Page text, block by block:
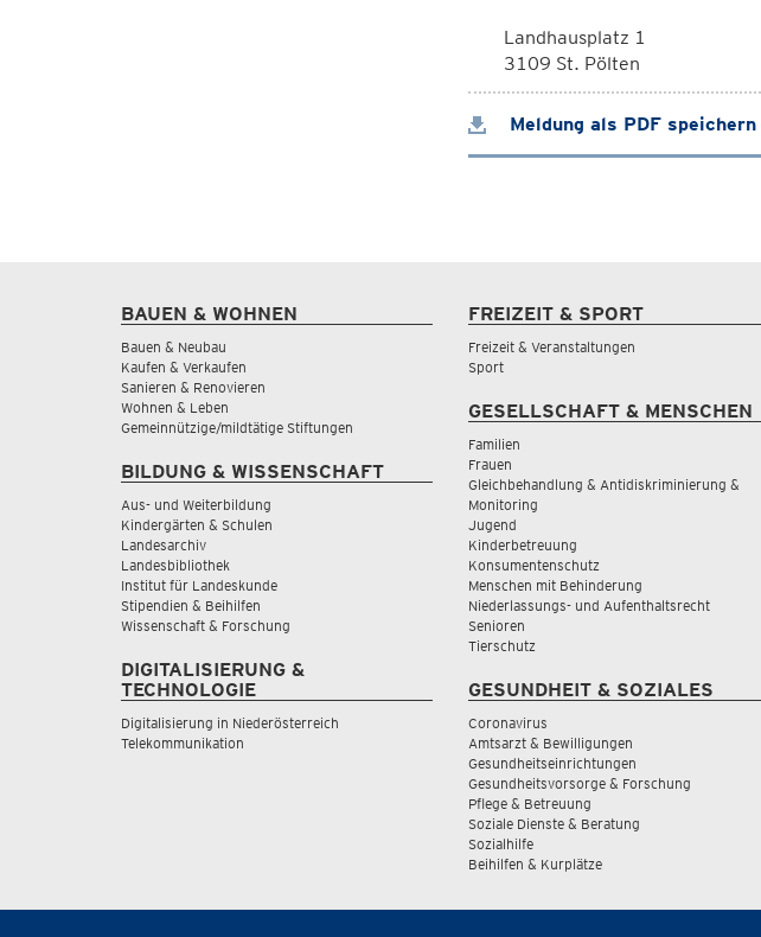
Landhausplatz 1
3109 St. Pölten
Meldung als PDF speichern
BAUEN & WOHNEN
Bauen & Neubau
Kaufen & Verkaufen
Sanieren & Renovieren
Wohnen & Leben
Gemeinnützige/mildtätige Stiftungen
BILDUNG & WISSENSCHAFT
Aus- und Weiterbildung
Kindergärten & Schulen
Landesarchiv
Landesbibliothek
Institut für Landeskunde
Stipendien & Beihilfen
Wissenschaft & Forschung
DIGITALISIERUNG &
TECHNOLOGIE
Digitalisierung in Niederösterreich
Telekommunikation
FREIZEIT & SPORT
Freizeit & Veranstaltungen
Sport
GESELLSCHAFT & MENSCHEN
Familien
Frauen
Gleichbehandlung & Antidiskriminierung &
Monitoring
Jugend
Kinderbetreuung
Konsumentenschutz
Menschen mit Behinderung
Niederlassungs- und Aufenthaltsrecht
Senioren
Tierschutz
GESUNDHEIT & SOZIALES
Coronavirus
Amtsarzt & Bewilligungen
Gesundheitseinrichtungen
Gesundheitsvorsorge & Forschung
Pflege & Betreuung
Soziale Dienste & Beratung
Sozialhilfe
Beihilfen & Kurplätze